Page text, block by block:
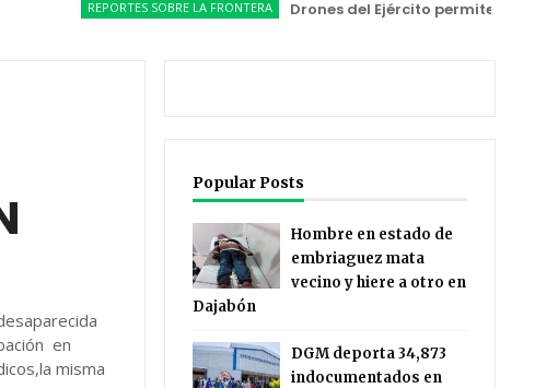
REPORTES SOBRE LA FRONTERA Drones del Ejército permiten localizar
en
misma
Popular Posts
Hombre en estado de
embriaguez mata
vecino y hiere a otro en
Dajabón
DGM deporta 34,873
indocumentados en